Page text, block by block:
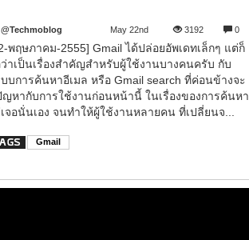
@Techmoblog May 22nd 3192 0
พฤษภาคม-2555] Gmail ได้ปล่อยอัพเดทเล็กๆ แต่ก็
าเป็นเรื่องสำคัญสำหรับผู้ใช้งานบางคนครับ กับ
บการค้นหาอีเมล หรือ Gmail search ที่ค่อนข้างจะ
ญหากับการใช้งานก่อนหน้านี้ ในเรื่องของการค้นหา
จอนั่นเอง จนทำให้ผู้ใช้งานหลายคน ที่เปลี่ยนจ...
Gmail